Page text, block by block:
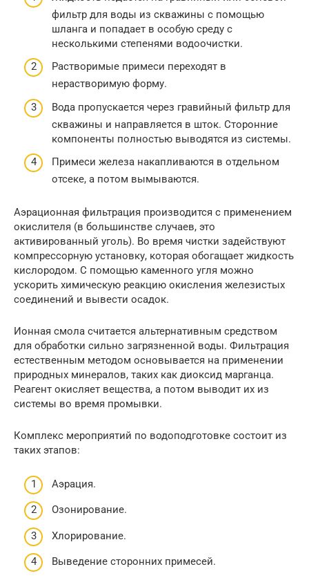
фильтр для воды из скважины с помощью
шланга и попадает в особую среду с
несколькими степенями водоочистки.
Растворимые примеси переходят в
нерастворимую форму.
Вода пропускается через гравийный фильтр для
скважины и направляется в шток. Сторонние
компоненты полностью выводятся из системы.
Примеси железа накапливаются в отдельном
отсеке, а потом вымываются.
Аэрационная фильтрация производится с применением
окислителя (в большинстве случаев, это
активированный уголь). Во время чистки задействуют
компрессорную установку, которая обогащает жидкость
кислородом. С помощью каменного угля можно
ускорить химическую реакцию окисления железистых
соединений и вывести осадок.
Ионная смола считается альтернативным средством
для обработки сильно загрязненной воды. Фильтрация
естественным методом основывается на применении
природных минералов, таких как диоксид марганца.
Реагент окисляет вещества, а потом выводит их из
системы во время промывки.
Комплекс мероприятий по водоподготовке состоит из
таких этапов:
Аэрация.
Озонирование.
Хлорирование.
Выведение сторонних примесей.